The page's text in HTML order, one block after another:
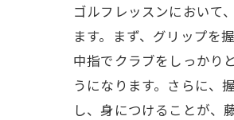
ゴルフレッスンにおいて
ます。まず、グリップを
中指でクラブをしっかり
うになります。さらに、
し、身につけることが、